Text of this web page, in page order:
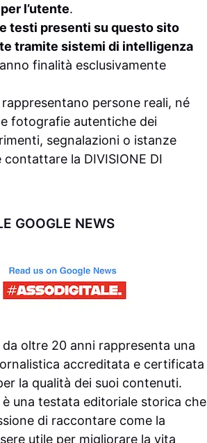
l’utente.
testi presenti su questo sito
tramite sistemi di intelligenza
finalità esclusivamente
persone reali, né
fotografie autentiche dei
segnalazioni o istanze
contattare la DIVISIONE DI
GOOGLE NEWS
da oltre 20 anni rappresenta una
accreditata e certificata
la qualità dei suoi contenuti.
è una testata editoriale storica che
di raccontare come la
utile per migliorare la vita